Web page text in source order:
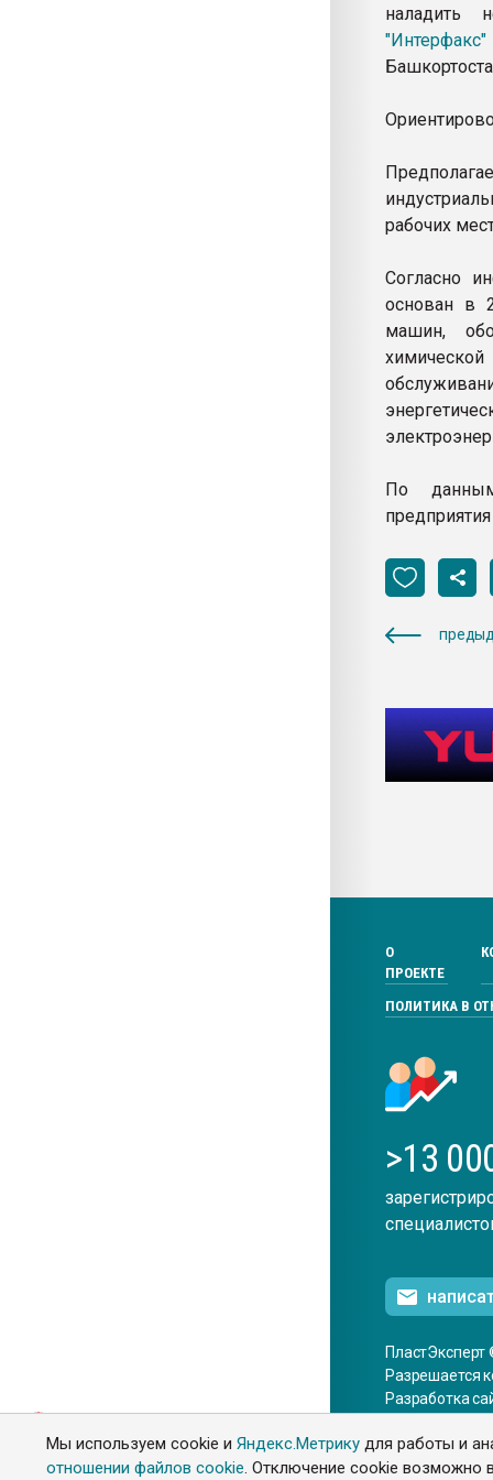
Мы используем cookie иЯндекс.Метрику для работы и
отношении файлов cookie. Отключение cookie возможно
наладить
"Интерфакс"
рабочих
Согласно
основан в
машин,
По
О
ПРОЕКТЕ
ПОЛИТИКА В
>13
Разрешается
Разработка